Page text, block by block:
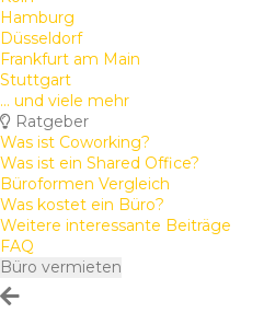
Hamburg
Düsseldorf
Frankfurt am Main
Stuttgart
... und viele mehr
Ratgeber
Was ist Coworking?
Was ist ein Shared Office?
Büroformen Vergleich
Was kostet ein Büro?
Weitere interessante Beiträge
FAQ
Büro vermieten